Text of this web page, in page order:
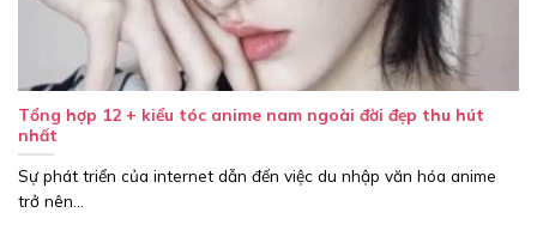
Tổng hợp 12 + kiểu tóc anime nam ngoài đời đẹp thu hút
nhất
Sự phát triển của internet dẫn đến việc du nhập văn hóa anime
trở nên...